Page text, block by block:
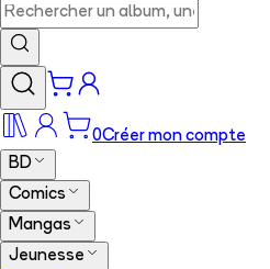
0Créer mon compte
BD
Comics
Mangas
Jeunesse